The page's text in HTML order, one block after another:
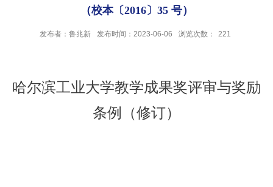
（校本〔2016〕35 号）
发布者：鲁兆新 发布时间：2023-06-06 浏览次数： 221
哈尔滨工业大学教学成果奖评审与奖励
条例（修订）